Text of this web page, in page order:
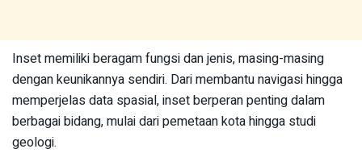
Inset memiliki beragam fungsi dan jenis, masing-masing
dengan keunikannya sendiri. Dari membantu navigasi hingga
memperjelas data spasial, inset berperan penting dalam
berbagai bidang, mulai dari pemetaan kota hingga studi
geologi.